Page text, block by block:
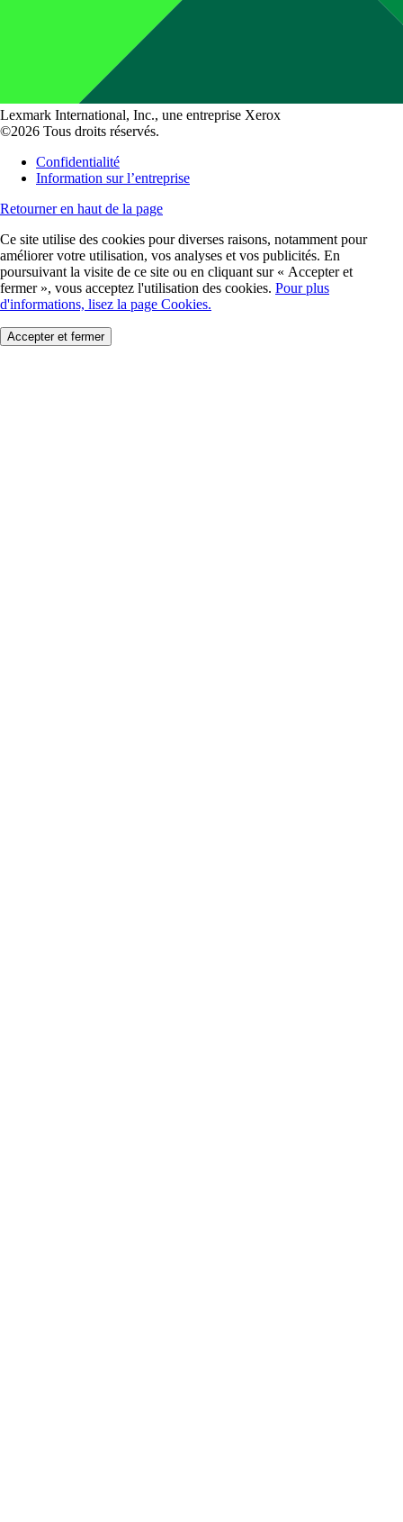
Lexmark International, Inc., une entreprise Xerox
©2026 Tous droits réservés.
Confidentialité
Information sur l’entreprise
Retourner en haut de la page
Ce site utilise des cookies pour diverses raisons, notamment pour
améliorer votre utilisation, vos analyses et vos publicités. En
poursuivant la visite de ce site ou en cliquant sur « Accepter et
fermer », vous acceptez l'utilisation des cookies. Pour plus
d'informations, lisez la page Cookies.
Accepter et fermer